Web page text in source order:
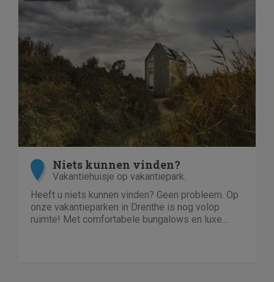
Niets kunnen vinden?
Vakantiehuisje op vakantiepark.
Heeft u niets kunnen vinden? Geen probleem. Op
onze vakantieparken in Drenthe is nog volop
ruimte! Met comfortabele bungalows en luxe